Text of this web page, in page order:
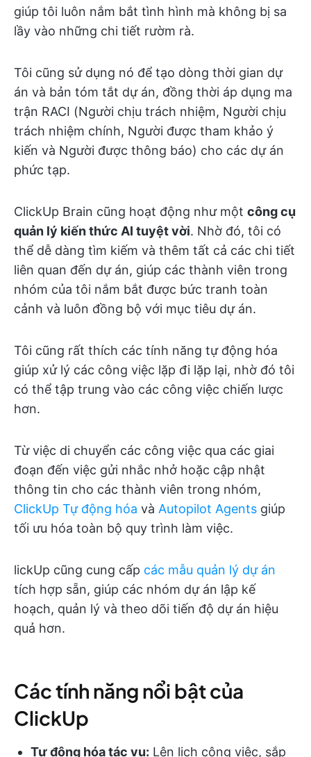
giúp tôi luôn nắm bắt tình hình mà không bị sa
lầy vào những chi tiết rườm rà.
Tôi cũng sử dụng nó để tạo dòng thời gian dự
án và bản tóm tắt dự án, đồng thời áp dụng ma
trận RACI (Người chịu trách nhiệm, Người chịu
trách nhiệm chính, Người được tham khảo ý
kiến và Người được thông báo) cho các dự án
phức tạp.
ClickUp Brain cũng hoạt động như một công cụ
quản lý kiến thức AI tuyệt vời. Nhờ đó, tôi có
thể dễ dàng tìm kiếm và thêm tất cả các chi tiết
liên quan đến dự án, giúp các thành viên trong
nhóm của tôi nắm bắt được bức tranh toàn
cảnh và luôn đồng bộ với mục tiêu dự án.
Tôi cũng rất thích các tính năng tự động hóa
giúp xử lý các công việc lặp đi lặp lại, nhờ đó tôi
có thể tập trung vào các công việc chiến lược
hơn.
Từ việc di chuyển các công việc qua các giai
đoạn đến việc gửi nhắc nhở hoặc cập nhật
thông tin cho các thành viên trong nhóm,
ClickUp Tự động hóa và Autopilot Agents giúp
tối ưu hóa toàn bộ quy trình làm việc.
lickUp cũng cung cấp các mẫu quản lý dự án
tích hợp sẵn, giúp các nhóm dự án lập kế
hoạch, quản lý và theo dõi tiến độ dự án hiệu
quả hơn.
Các tính năng nổi bật của
ClickUp
Tự động hóa tác vụ: Lên lịch công việc, sắp